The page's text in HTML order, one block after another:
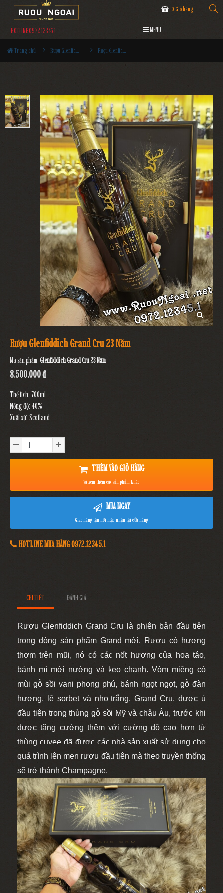
0 Giỏ hàng
HOTLINE 0972.12345.1 MENU
Trang chủ Rượu Glenfiddich Rượu Glenfiddich Grand Cru 23 Năm
Rượu Glenfiddich Grand Cru 23 Năm
Mã sản phẩm: Glenfiddich Grand Cru 23 Năm
8.500.000 đ
Thể tích: 700ml
Nồng độ: 40%
Xuất xứ: Scotland
THÊM VÀO GIỎ HÀNG
Và xem thêm các sản phẩm khác
MUA NGAY
Giao hàng tận nơi hoặc nhận tại cửa hàng
HOTLINE MUA HÀNG 0972.12345.1
CHI TIẾT ĐÁNH GIÁ
RượuGlenfiddich Grand Cru là phiên bản đầu tiên
trong dòng sản phẩm Grand mới. Rượu có hương
thơm trên mũi, nó có các nốt hương của hoa táo,
bánh mì mới nướng và kẹo chanh. Vòm miệng có
mùi gỗ sồi vani phong phú, bánh ngọt ngọt, gỗ đàn
hương, lê sorbet và nho trắng. Grand Cru, được ủ
đầu tiên trong thùng gỗ sồi Mỹ và châu Âu, trước khi
được tăng cường thêm với cường độ cao hơn từ
thùng cuvee đã được các nhà sản xuất sử dụng cho
quá trình lên men rượu đầu tiên mà theo truyền thống
sẽ trở thành Champagne.